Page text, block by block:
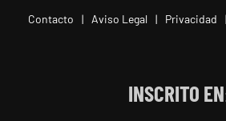
Contacto Aviso Legal Privacidad
INSCRITO